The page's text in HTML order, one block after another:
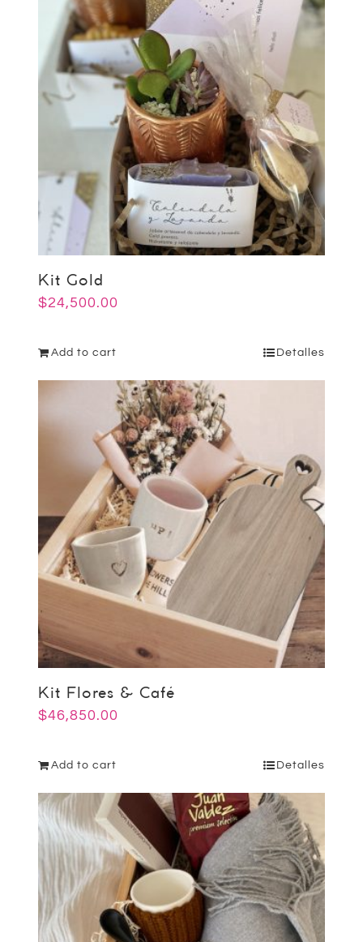
Kit Gold
$24,500.00
Add to cart Detalles
Kit Flores & Café
$46,850.00
Add to cart Detalles